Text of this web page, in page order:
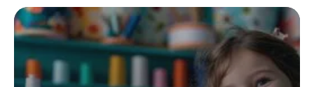
objet quotidien en un support de
smartphone DIY
6 septembre 2024